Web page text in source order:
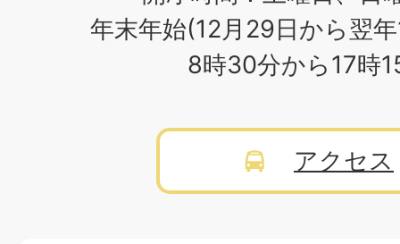
年末年始(12月29日から翌
8時30分から17時
アクセス